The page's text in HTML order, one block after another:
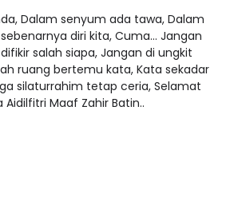
Dalam senyum ada tawa, Dalam
diri kita, Cuma… Jangan
salah siapa, Jangan di ungkit
ruang bertemu kata, Kata sekadar
silaturrahim tetap ceria, Selamat
Maaf Zahir Batin..